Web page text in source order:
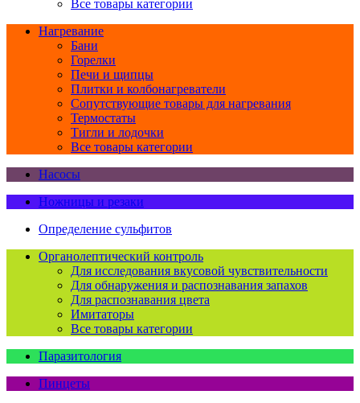
Все товары категории
Нагревание
Бани
Горелки
Печи и щипцы
Плитки и колбонагреватели
Сопутствующие товары для нагревания
Термостаты
Тигли и лодочки
Все товары категории
Насосы
Ножницы и резаки
Определение сульфитов
Органолептический контроль
Для исследования вкусовой чувствительности
Для обнаружения и распознавания запахов
Для распознавания цвета
Имитаторы
Все товары категории
Паразитология
Пинцеты